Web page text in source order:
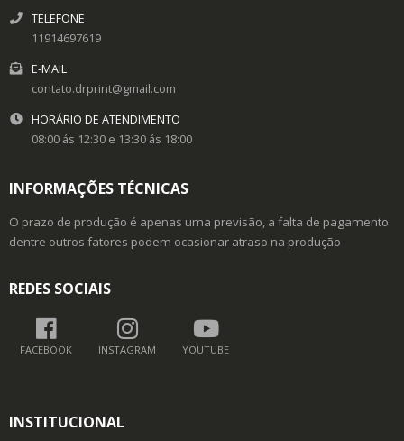
TELEFONE
11914697619
E-MAIL
contato.drprint@gmail.com
HORÁRIO DE ATENDIMENTO
08:00 ás 12:30 e 13:30 ás 18:00
INFORMAÇÕES TÉCNICAS
O prazo de produção é apenas uma previsão, a falta de pagamento
dentre outros fatores podem ocasionar atraso na produção
REDES SOCIAIS
FACEBOOK INSTAGRAM YOUTUBE
INSTITUCIONAL